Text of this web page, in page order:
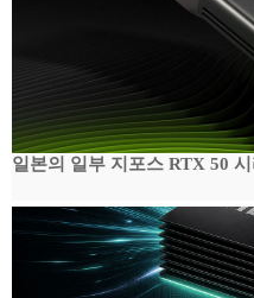
일본의 일부 지포스 RTX 50